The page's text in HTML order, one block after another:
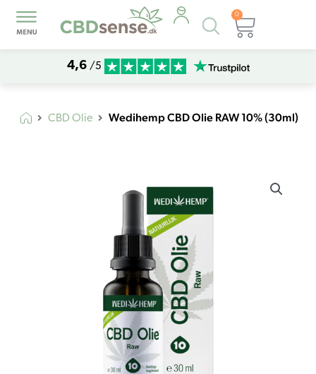
Products
search
0
Kurv
4,6 /5
CBD Olie Wedihemp CBD Olie RAW 10% (30ml)